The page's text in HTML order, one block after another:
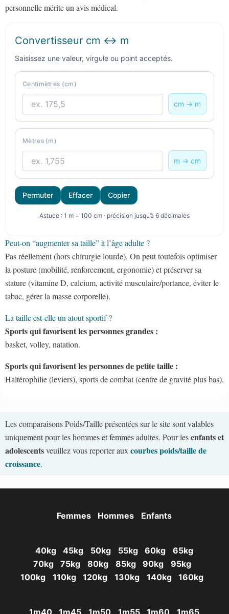
personnelle mérite un avis médical.
Convertisseur cm ↔ m
Saisissez une valeur, virgule ou point acceptés.
Centimètres (cm)
cm → m
Mètres (m)
m → cm
Permuter Effacer Copier
Astuce : 1 m = 100 cm · précision jusqu’à 6 décimales
Peut-on “augmenter sa taille” à l’âge adulte ?
Pas réellement (hors chirurgie lourde). On peut toutefois optimiser
la posture (mobilité, renforcement, ergonomie) et préserver sa
stature (vitamine D, calcium, activité musculaire/portance, éviter le
tabac, gérer la masse corporelle).
La taille est-elle un atout sportif ?
Sports qui favorisent les personnes grandes :
basket, volley, natation.
Sports qui favorisent les personnes de petite taille :
Haltérophilie (leviers), sports de combat (centre de gravité plus bas).
Les comparaisons Poids/Taille présentées sur le site sont valables
uniquement pour les hommes et femmes adultes. Pour lesenfants et
adolescentsveuillez vous reporter aux courbes poids/taille de
croissance.
Femmes Hommes Enfants
40kg 45kg 50kg 55kg 60kg
65kg
70kg
75kg 80kg 85kg 90kg
95kg
100kg
110kg 120kg 130kg 140kg 160kg
1m40 1m45 1m50 1m55 1m60 1m65